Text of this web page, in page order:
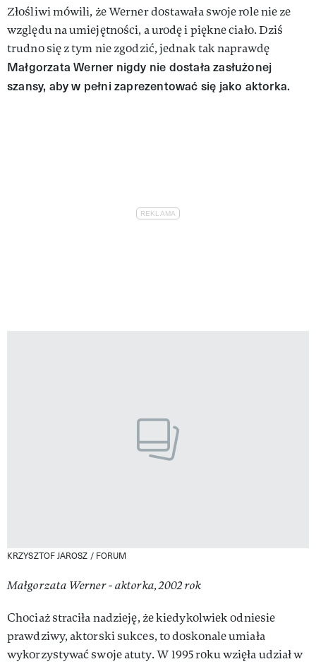
Złośliwi mówili, że Werner dostawała swoje role nie ze
względu na umiejętności, a urodę i piękne ciało. Dziś
trudno się z tym nie zgodzić, jednak tak naprawdę
Małgorzata Werner nigdy nie dostała zasłużonej
szansy, aby w pełni zaprezentować się jako aktorka.
KRZYSZTOF JAROSZ / FORUM
Małgorzata Werner - aktorka, 2002 rok
Chociaż straciła nadzieję, że kiedykolwiek odniesie
prawdziwy, aktorski sukces, to doskonale umiała
wykorzystywać swoje atuty. W 1995 roku wzięła udział w